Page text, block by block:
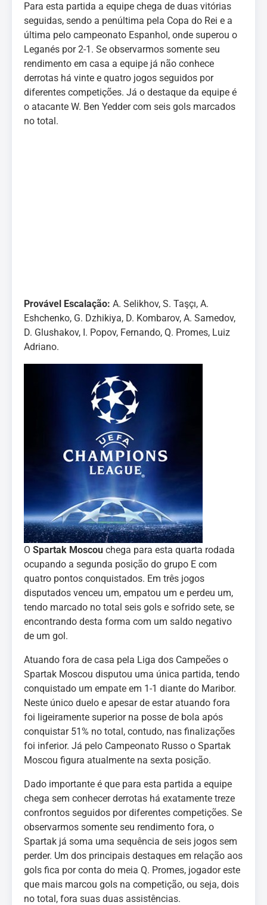
Para esta partida a equipe chega de duas vitórias
seguidas, sendo a penúltima pela Copa do Rei e a
última pelo campeonato Espanhol, onde superou o
Leganés por 2-1. Se observarmos somente seu
rendimento em casa a equipe já não conhece
derrotas há vinte e quatro jogos seguidos por
diferentes competições. Já o destaque da equipe é
o atacante W. Ben Yedder com seis gols marcados
no total.
Provável Escalação: A. Selikhov, S. Taşçı, A.
Eshchenko, G. Dzhikiya, D. Kombarov, A. Samedov,
D. Glushakov, I. Popov, Fernando, Q. Promes, Luiz
Adriano.
O Spartak Moscou chega para esta quarta rodada
ocupando a segunda posição do grupo E com
quatro pontos conquistados. Em três jogos
disputados venceu um, empatou um e perdeu um,
tendo marcado no total seis gols e sofrido sete, se
encontrando desta forma com um saldo negativo
de um gol.
Atuando fora de casa pela Liga dos Campeões o
Spartak Moscou disputou uma única partida, tendo
conquistado um empate em 1-1 diante do Maribor.
Neste único duelo e apesar de estar atuando fora
foi ligeiramente superior na posse de bola após
conquistar 51% no total, contudo, nas finalizações
foi inferior. Já pelo Campeonato Russo o Spartak
Moscou figura atualmente na sexta posição.
Dado importante é que para esta partida a equipe
chega sem conhecer derrotas há exatamente treze
confrontos seguidos por diferentes competições. Se
observarmos somente seu rendimento fora, o
Spartak já soma uma sequência de seis jogos sem
perder. Um dos principais destaques em relação aos
gols fica por conta do meia Q. Promes, jogador este
que mais marcou gols na competição, ou seja, dois
no total, fora suas duas assistências.